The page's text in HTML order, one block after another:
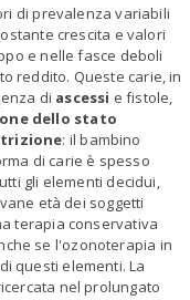
di prevalenza variabili
crescita e valori
e nelle fasce deboli
reddito. Queste carie, in
di ascessi e fistole,
dello stato
: il bambino
di carie è spesso
gli elementi decidui,
età dei soggetti
terapia conservativa
se l'ozonoterapia in
questi elementi. La
nel prolungato